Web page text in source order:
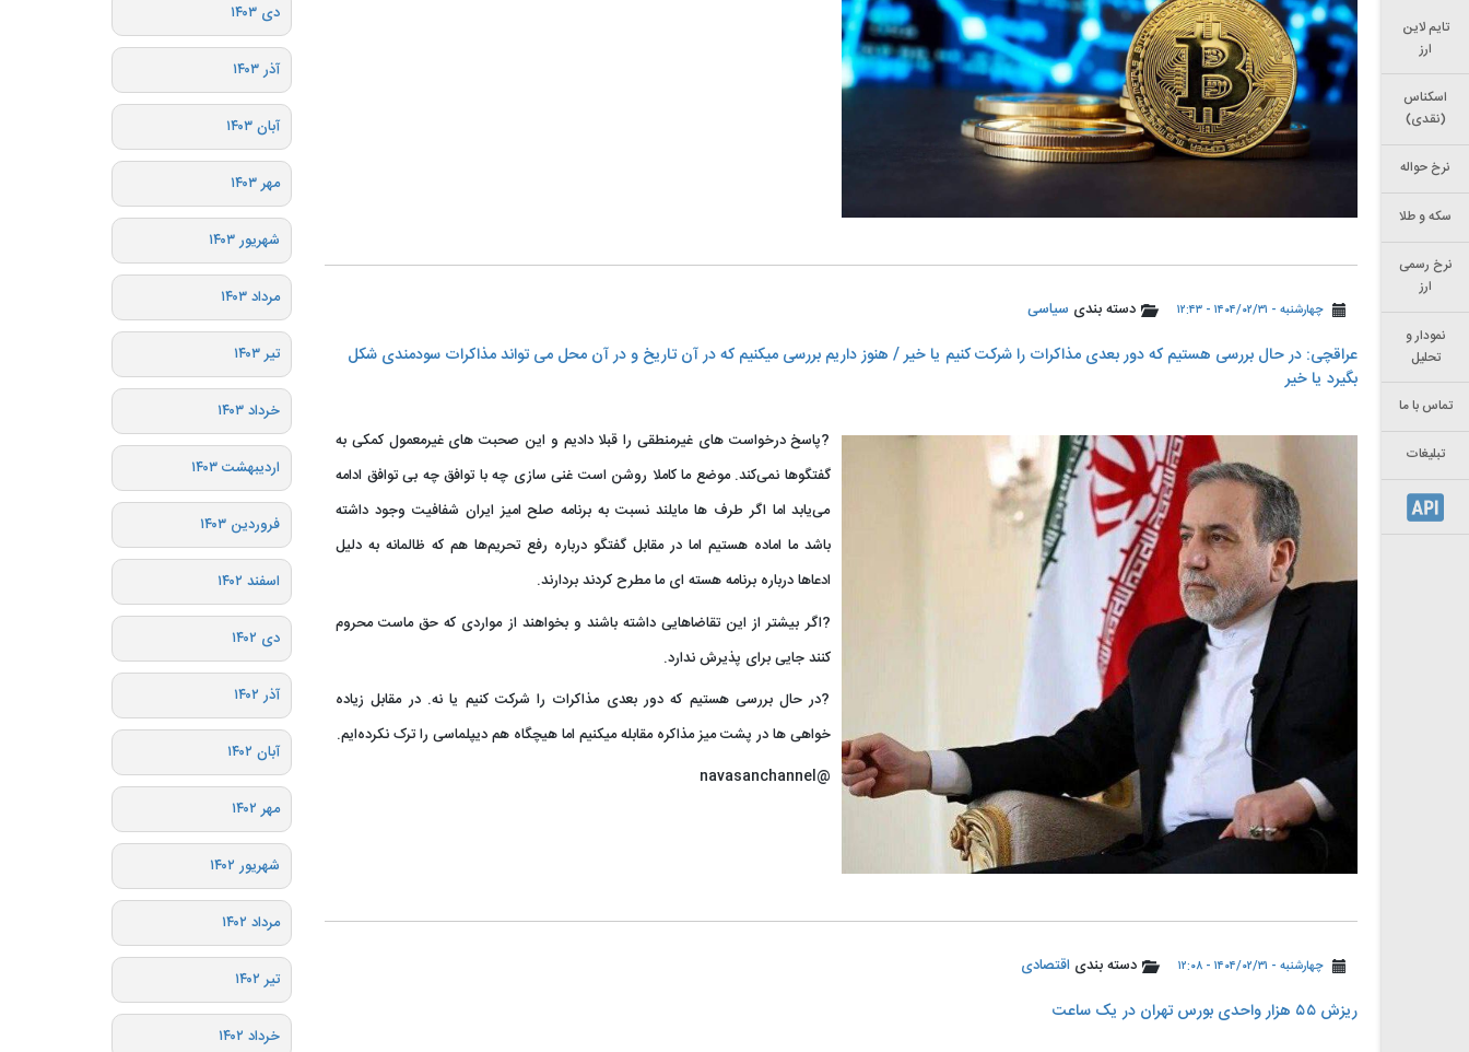
تایم لاین
ارز
اسکناس
(نقدی)
نرخ حواله
سکه و طلا
نرخ رسمی
ارز
نمودار و
تحلیل
تماس با ما
تبلیغات
چهارشنبه - ۱۴۰۴/۰۲/۳۱ - ۱۲:۴۳ دسته بندی سیاسی
عراقچی: در حال بررسی هستیم که دور بعدی مذاکرات را شرکت کنیم یا خیر / هنوز داریم بررسی میکنیم که در آن تاریخ و در آن محل می تواند مذاکرات سودمندی شکل
بگیرد یا خیر
?پاسخ درخواست های غیرمنطقی را قبلا دادیم و این صحبت های غیرمعمول کمکی به
گفتگوها نمی‌کند. موضع ما کاملا روشن است غنی سازی چه با توافق چه بی توافق ادامه
می‌یابد اما اگر طرف ها مایلند نسبت به برنامه صلح امیز ایران شفافیت وجود داشته
باشد ما اماده هستیم اما در مقابل گفتگو درباره رفع تحریم‌ها هم که ظالمانه به دلیل
ادعاها درباره برنامه هسته ای ما مطرح کردند بردارند.
?اگر بیشتر از این تقاضاهایی داشته باشند و بخواهند از مواردی که حق ماست محروم
کنند جایی برای پذیرش ندارد.
?در حال بررسی هستیم که دور بعدی مذاکرات را شرکت کنیم یا نه. در مقابل زیاده
خواهی ها در پشت میز مذاکره مقابله میکنیم اما هیچگاه هم دیپلماسی را ترک نکرده‌ایم.
@navasanchannel
چهارشنبه - ۱۴۰۴/۰۲/۳۱ - ۱۲:۰۸ دسته بندی اقتصادی
ریزش ۵۵ هزار واحدی بورس تهران در یک ساعت
دی ۱۴۰۳
آذر ۱۴۰۳
آبان ۱۴۰۳
مهر ۱۴۰۳
شهریور ۱۴۰۳
مرداد ۱۴۰۳
تیر ۱۴۰۳
خرداد ۱۴۰۳
اردیبهشت ۱۴۰۳
فروردین ۱۴۰۳
اسفند ۱۴۰۲
دی ۱۴۰۲
آذر ۱۴۰۲
آبان ۱۴۰۲
مهر ۱۴۰۲
شهریور ۱۴۰۲
مرداد ۱۴۰۲
تیر ۱۴۰۲
خرداد ۱۴۰۲